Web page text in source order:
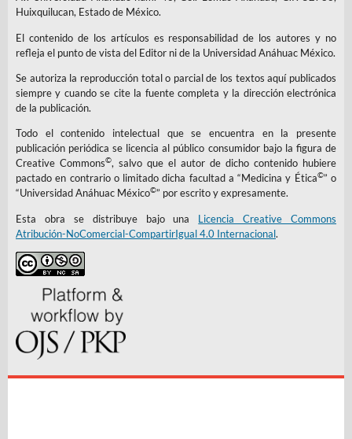
Huixquilucan, Estado de México.
El contenido de los artículos es responsabilidad de los autores y no
refleja el punto de vista del Editor ni de la Universidad Anáhuac México.
Se autoriza la reproducción total o parcial de los textos aquí publicados
siempre y cuando se cite la fuente completa y la dirección electrónica
de la publicación.
Todo el contenido intelectual que se encuentra en la presente
publicación periódica se licencia al público consumidor bajo la figura de
Creative Commons©, salvo que el autor de dicho contenido hubiere
pactado en contrario o limitado dicha facultad a “Medicina y Ética©” o
“Universidad Anáhuac México©” por escrito y expresamente.
Esta obra se distribuye bajo una Licencia Creative Commons
Atribución-NoComercial-CompartirIgual 4.0 Internacional.